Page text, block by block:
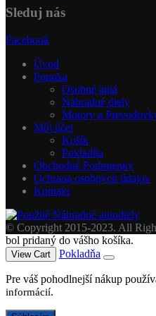
Sleduj nás
Facebook
Úvod
Ponuka
Osobné autá
Náhradné diely
Motory a
Môj účet
Košík
Pokladňa
Obchodné Podmienky
Ochrana osobných údajov
Kontakt
© Copyright 2015-2023. All
bol pridaný do vášho košíka.
View Cart Pokladňa
Pre váš pohodlnejší nákup
informácií.